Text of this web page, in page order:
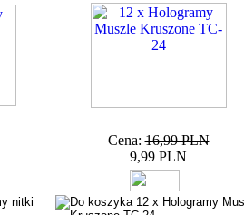
Cena: 16,99 PLN
9,99 PLN